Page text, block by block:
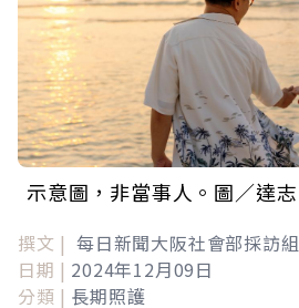
示意圖，非當事人。圖／達志
撰文 | 每日新聞大阪社會部採訪組
日期 | 2024年12月09日
分類 | 長期照護